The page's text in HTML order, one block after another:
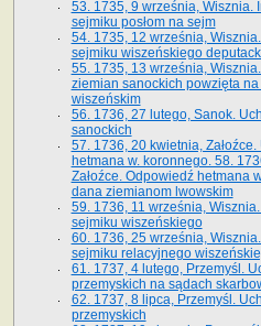
53. 1735, 9 września, Wisznia.
sejmiku posłom na sejm
54. 1735, 12 września,
sejmiku wiszeńskiego
55. 1735, 13 września,
ziemian sanockich powzięta na
wiszeńskim
56. 1736, 27 lutego, Sanok.
sanockich
57. 1736, 20 kwietnia, Załoźce.
hetmana w. koronnego. 58.
Załoźce. Odpowiedź hetmana
dana ziemianom lwowskim
59. 1736, 11 września,
sejmiku wiszeńskiego
60. 1736, 25 września,
sejmiku relacyjnego
61. 1737, 4 lutego, Przemyśl.
przemyskich na sądach
62. 1737, 8 lipca, Przemyśl.
przemyskich